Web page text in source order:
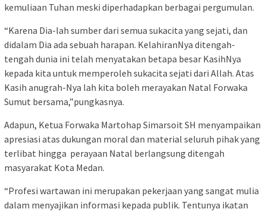
kemuliaan Tuhan meski diperhadapkan berbagai pergumulan.
“Karena Dia-lah sumber dari semua sukacita yang sejati, dan
didalam Dia ada sebuah harapan. KelahiranNya ditengah-
tengah dunia ini telah menyatakan betapa besar KasihNya
kepada kita untuk memperoleh sukacita sejati dari Allah. Atas
Kasih anugrah-Nya lah kita boleh merayakan Natal Forwaka
Sumut bersama,”pungkasnya.
Adapun, Ketua Forwaka Martohap Simarsoit SH menyampaikan
apresiasi atas dukungan moral dan material seluruh pihak yang
terlibat hingga perayaan Natal berlangsung ditengah
masyarakat Kota Medan.
“Profesi wartawan ini merupakan pekerjaan yang sangat mulia
dalam menyajikan informasi kepada publik. Tentunya ikatan